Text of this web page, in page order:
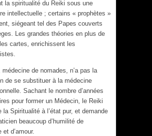
la spiritualité du Reiki sous une
intellectuelle ; certains « prophètes »
siégeant tel des Papes couverts
Les grandes théories en plus de
cartes, enrichissent les
médecine de nomades, n’a pas la
de se substituer à la médecine
Sachant le nombre d’années
pour former un Médecin, le Reiki
la Spiritualité à l’état pur, et demande
beaucoup d’humilité de
et d’amour.